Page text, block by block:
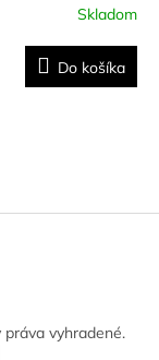
Skladom
Do košíka
práva vyhradené.